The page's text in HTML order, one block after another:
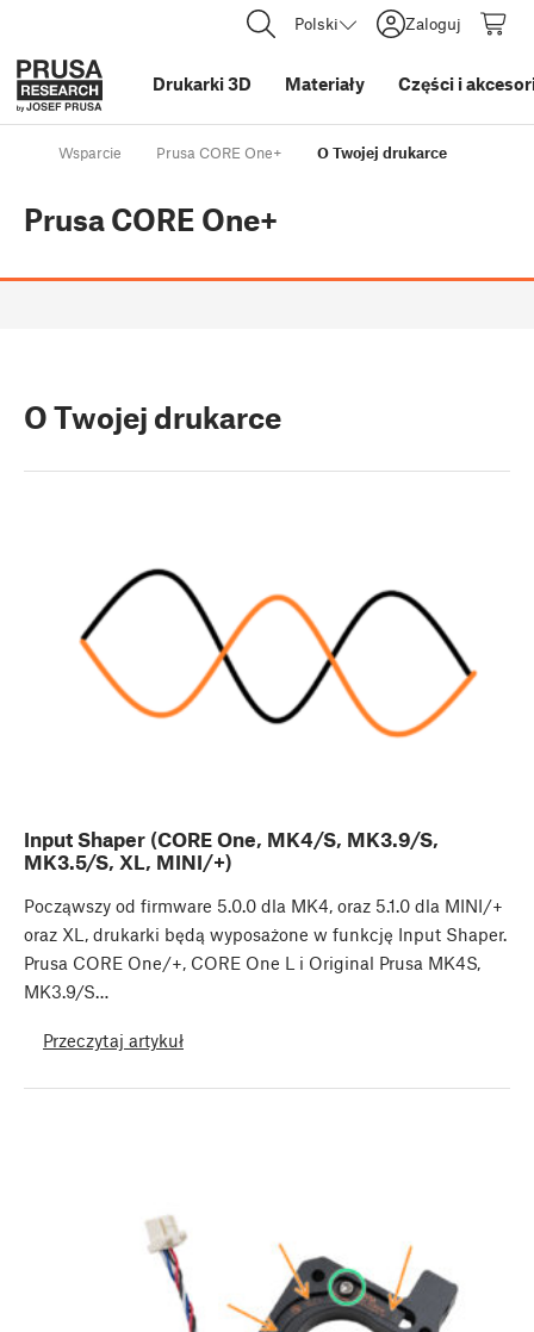
Polski Zaloguj
Drukarki 3D Materiały Części i
Wsparcie Prusa CORE One+ O Twojej drukarce
Prusa CORE One+
O Twojej drukarce
Input Shaper (CORE One, MK4/S, MK3.9/S,
MK3.5/S, XL, MINI/+)
Począwszy od firmware 5.0.0 dla MK4, oraz 5.1.0 dla MINI/+
oraz XL, drukarki będą wyposażone w funkcję Input Shaper.
Prusa CORE One/+, CORE One L i Original Prusa MK4S,
MK3.9/S…
Przeczytaj artykuł